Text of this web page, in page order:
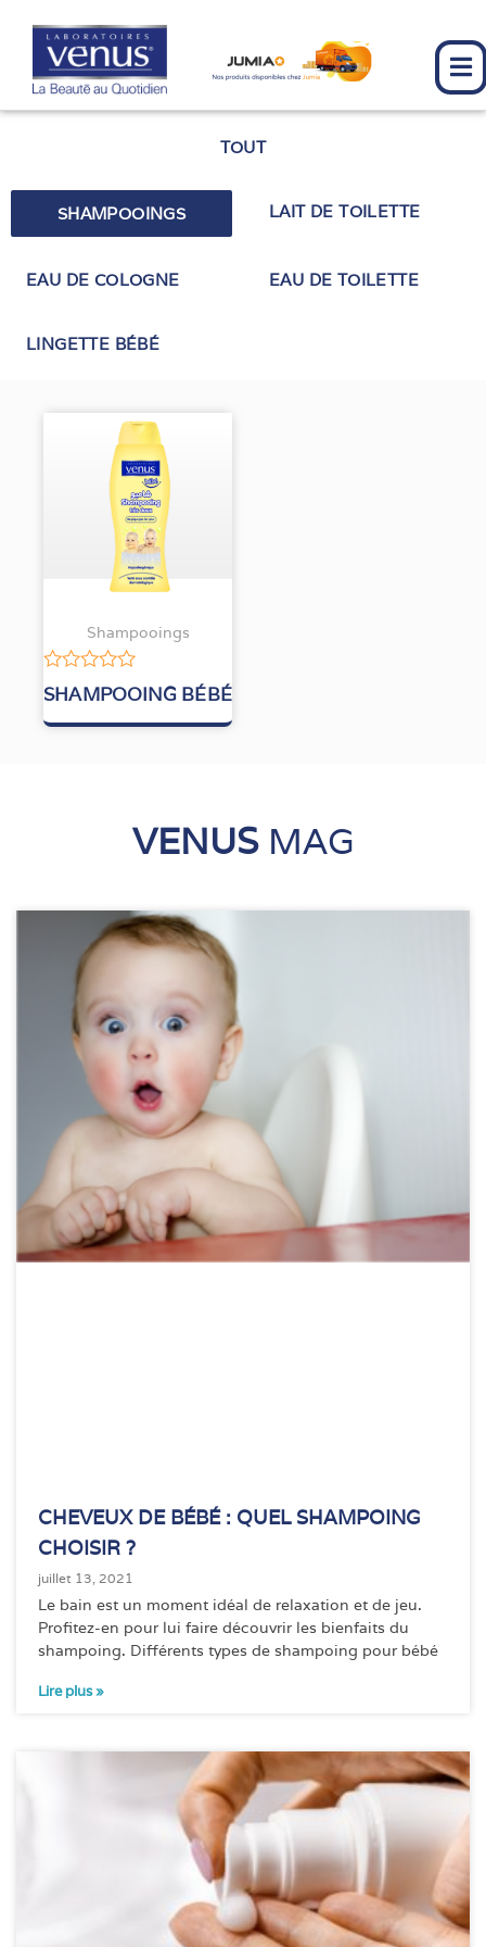
contenu
TOUT
SHAMPOOINGS LAIT DE TOILETTE
EAU DE COLOGNE EAU DE TOILETTE
LINGETTE BÉBÉ
Shampooings
Note
0
sur
SHAMPOOING BÉBÉ
VENUS MAG
CHEVEUX DE BÉBÉ : QUEL SHAMPOING
CHOISIR ?
juillet 13, 2021
Le bain est un moment idéal de relaxation et de jeu.
Profitez-en pour lui faire découvrir les bienfaits du
shampoing. Différents types de shampoing pour bébé
Lire plus »